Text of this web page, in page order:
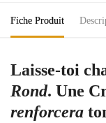
Fiche Produit
Laisse-toi
Rond. Une
renforcera